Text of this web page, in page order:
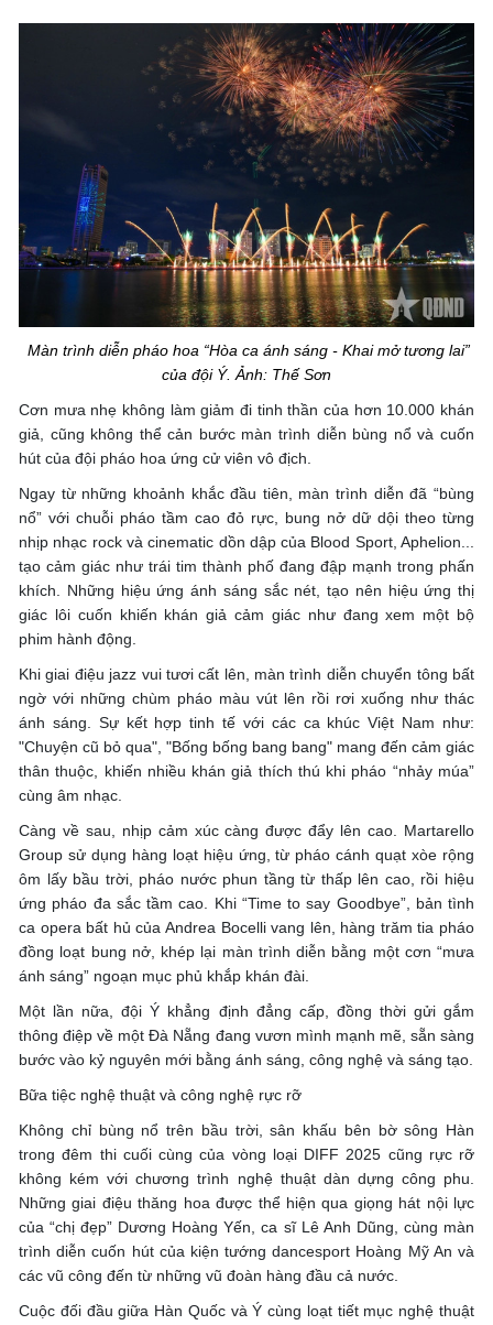
Màn trình diễn pháo hoa “Hòa ca ánh sáng - Khai mở tương lai”
của đội Ý. Ảnh: Thế Sơn
Cơn mưa nhẹ không làm giảm đi tinh thần của hơn 10.000 khán
giả, cũng không thể cản bước màn trình diễn bùng nổ và cuốn
hút của đội pháo hoa ứng cử viên vô địch.
Ngay từ những khoảnh khắc đầu tiên, màn trình diễn đã “bùng
nổ” với chuỗi pháo tầm cao đỏ rực, bung nở dữ dội theo từng
nhịp nhạc rock và cinematic dồn dập của Blood Sport, Aphelion...
tạo cảm giác như trái tim thành phố đang đập mạnh trong phấn
khích. Những hiệu ứng ánh sáng sắc nét, tạo nên hiệu ứng thị
giác lôi cuốn khiến khán giả cảm giác như đang xem một bộ
phim hành động.
Khi giai điệu jazz vui tươi cất lên, màn trình diễn chuyển tông bất
ngờ với những chùm pháo màu vút lên rồi rơi xuống như thác
ánh sáng. Sự kết hợp tinh tế với các ca khúc Việt Nam như:
"Chuyện cũ bỏ qua", "Bống bống bang bang" mang đến cảm giác
thân thuộc, khiến nhiều khán giả thích thú khi pháo “nhảy múa”
cùng âm nhạc.
Càng về sau, nhịp cảm xúc càng được đẩy lên cao. Martarello
Group sử dụng hàng loạt hiệu ứng, từ pháo cánh quạt xòe rộng
ôm lấy bầu trời, pháo nước phun tầng từ thấp lên cao, rồi hiệu
ứng pháo đa sắc tầm cao. Khi “Time to say Goodbye”, bản tình
ca opera bất hủ của Andrea Bocelli vang lên, hàng trăm tia pháo
đồng loạt bung nở, khép lại màn trình diễn bằng một cơn “mưa
ánh sáng” ngoạn mục phủ khắp khán đài.
Một lần nữa, đội Ý khẳng định đẳng cấp, đồng thời gửi gắm
thông điệp về một Đà Nẵng đang vươn mình mạnh mẽ, sẵn sàng
bước vào kỷ nguyên mới bằng ánh sáng, công nghệ và sáng tạo.
Bữa tiệc nghệ thuật và công nghệ rực rỡ
Không chỉ bùng nổ trên bầu trời, sân khấu bên bờ sông Hàn
trong đêm thi cuối cùng của vòng loại DIFF 2025 cũng rực rỡ
không kém với chương trình nghệ thuật dàn dựng công phu.
Những giai điệu thăng hoa được thể hiện qua giọng hát nội lực
của “chị đẹp” Dương Hoàng Yến, ca sĩ Lê Anh Dũng, cùng màn
trình diễn cuốn hút của kiện tướng dancesport Hoàng Mỹ An và
các vũ công đến từ những vũ đoàn hàng đầu cả nước.
Cuộc đối đầu giữa Hàn Quốc và Ý cùng loạt tiết mục nghệ thuật